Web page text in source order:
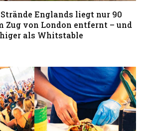
Englands liegt nur 90
Zug von London entfernt – und
als Whitstable